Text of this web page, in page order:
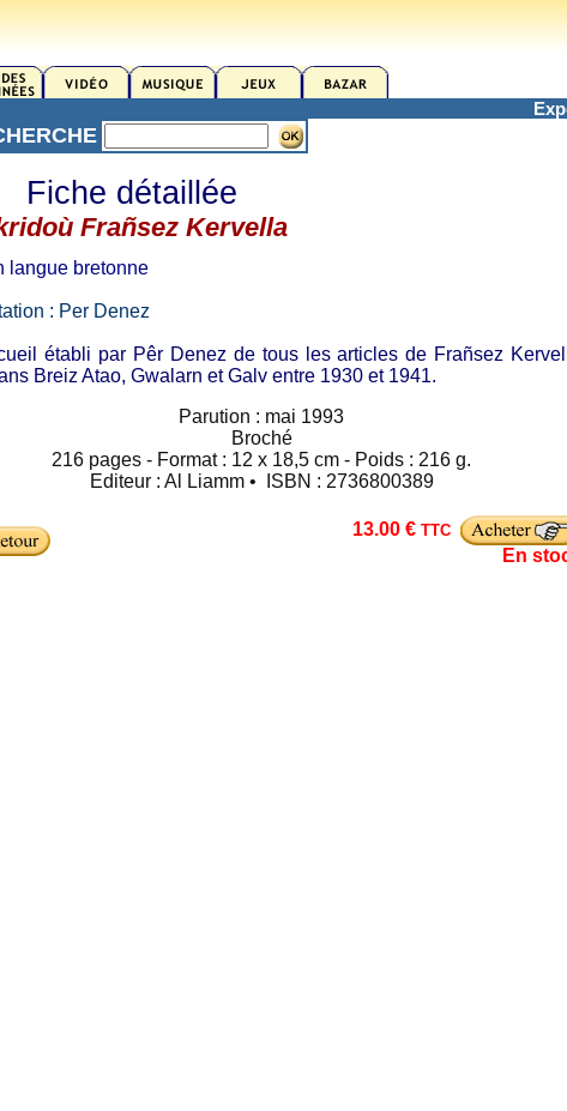
Fiche détaillée
Frañsez Kervella
langue bretonne
: Per Denez
établi par Pêr Denez de tous les articles de Frañsez
Breiz Atao, Gwalarn et Galv entre 1930 et 1941.
Parution : mai 1993
Broché
216 pages - Format : 12 x 18,5 cm - Poids : 216 g.
Editeur : Al Liamm • ISBN : 2736800389
13.00 € TTC
En